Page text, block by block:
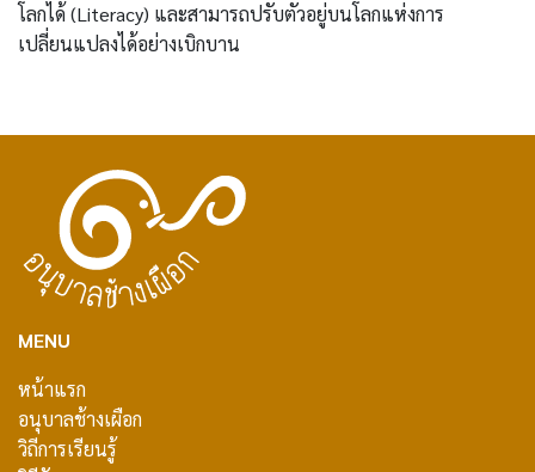
โลกได้ (Literacy) และสามารถปรับตัวอยู่บนโลกแห่งการ
เปลี่ยนแปลงได้อย่างเบิกบาน
MENU
หน้าแรก
อนุบาลช้างเผือก
วิถีการเรียนรู้